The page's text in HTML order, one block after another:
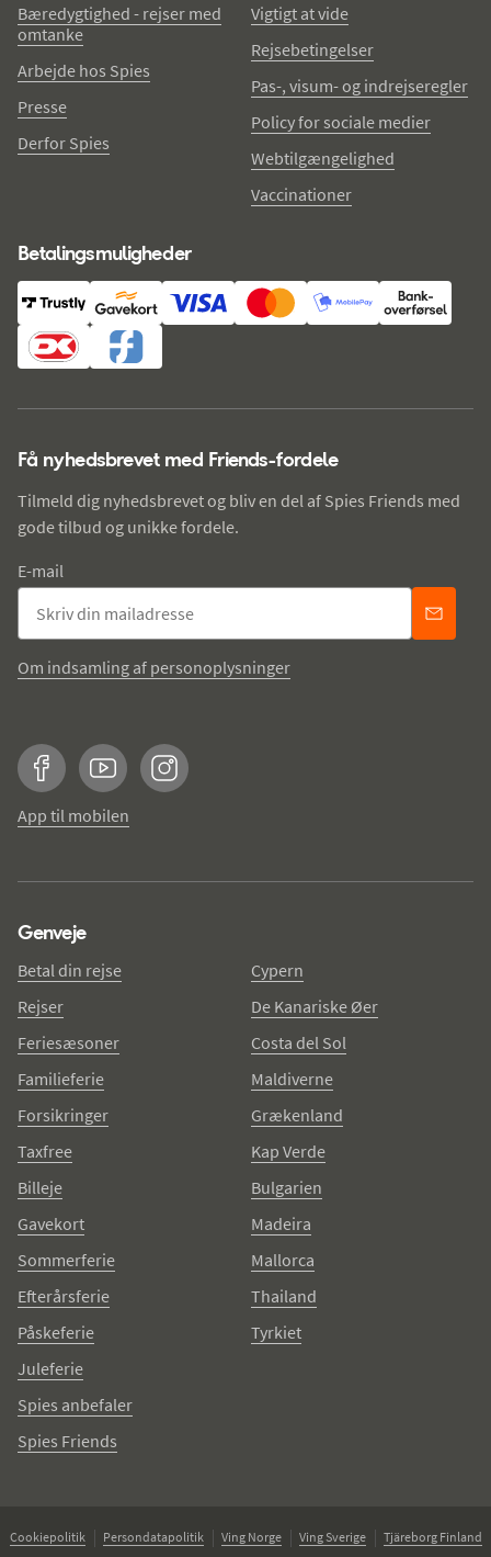
Bæredygtighed - rejser med
omtanke
Arbejde hos Spies
Presse
Derfor Spies
Vigtigt at vide
Rejsebetingelser
Pas-, visum- og indrejseregler
Policy for sociale medier
Webtilgængelighed
Vaccinationer
Betalingsmuligheder
Få nyhedsbrevet med Friends-fordele
Tilmeld dig nyhedsbrevet og bliv en del af Spies Friends med
gode tilbud og unikke fordele.
E-mail
Om indsamling af personoplysninger
FacebookYouTubeInstagram
App til mobilen
Genveje
Betal din rejse
Rejser
Feriesæsoner
Familieferie
Forsikringer
Taxfree
Billeje
Gavekort
Sommerferie
Efterårsferie
Påskeferie
Juleferie
Spies anbefaler
Spies Friends
Cypern
De Kanariske Øer
Costa del Sol
Maldiverne
Grækenland
Kap Verde
Bulgarien
Madeira
Mallorca
Thailand
Tyrkiet
Cookiepolitik Persondatapolitik Ving Norge Ving Sverige
Tjäreborg Finland